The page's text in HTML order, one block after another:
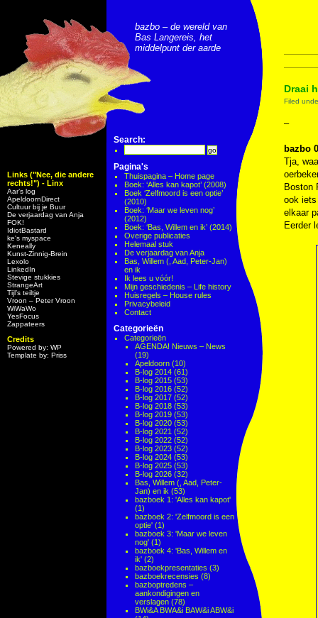
Links ("Nee, die andere
rechts!") - Linx
Aar’s log
ApeldoornDirect
Cultuur bij je Buur
De verjaardag van Anja
FOK!
IdiotBastard
ke's myspace
Keneally
Kunst-Zinnig-Brein
Lexolo
LinkedIn
Stevige stukkies
StrangeArt
Tijl’s teiltje
Vroon – Peter Vroon
WiWaWo
YesFocus
Zappateers
Credits
Powered by: WP
Template by: Priss
bazbo – de wereld van
Bas Langereis, het
middelpunt der aarde
Search:
Pagina's
Thuispagina – Home page
Boek: ‘Alles kan kapot’ (2008)
Boek ‘Zelfmoord is een optie’
(2010)
Boek: ‘Maar we leven nog’
(2012)
Boek: ‘Bas, Willem en ik’ (2014)
Overige publicaties
Helemaal stuk
De verjaardag van Anja
Bas, Willem (, Aad, Peter-Jan)
en ik
Ik lees u vóór!
Mijn geschiedenis – Life history
Huisregels – House rules
Privacybeleid
Contact
Categorieën
Categorieën
AGENDA! Nieuws – News
(19)
Apeldoorn (10)
B-log 2014 (61)
B-log 2015 (53)
B-log 2016 (52)
B-log 2017 (52)
B-log 2018 (53)
B-log 2019 (53)
B-log 2020 (53)
B-log 2021 (52)
B-log 2022 (52)
B-log 2023 (52)
B-log 2024 (53)
B-log 2025 (53)
B-log 2026 (32)
Bas, Willem (, Aad, Peter-
Jan) en ik (53)
bazboek 1: 'Alles kan kapot'
(1)
bazboek 2: 'Zelfmoord is een
optie' (1)
bazboek 3: 'Maar we leven
nog' (1)
bazboek 4: 'Bas, Willem en
ik' (2)
bazboekpresentaties (3)
bazboekrecensies (8)
bazboptredens –
aankondigingen en
verslagen (78)
BWi&A BWA&i BAW&i ABW&i
Draai
Filed
–
bazbo
Tja,
Boston
ook
elkaar
Eerder